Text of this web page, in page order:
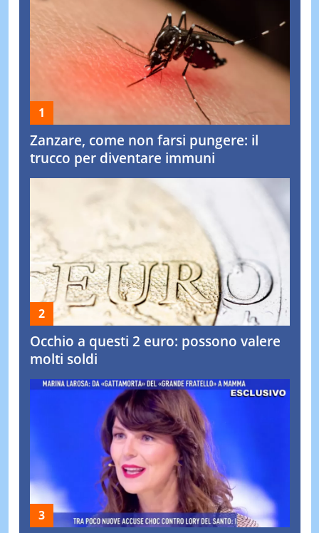
Zanzare, come non farsi pungere: il
trucco per diventare immuni
Occhio a questi 2 euro: possono valere
molti soldi